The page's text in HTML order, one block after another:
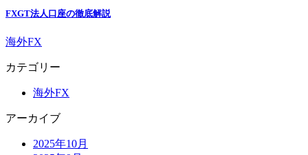
FXGT法人口座の徹底解説
海外FX
カテゴリー
海外FX
アーカイブ
2025年10月